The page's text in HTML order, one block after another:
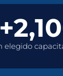
elegido